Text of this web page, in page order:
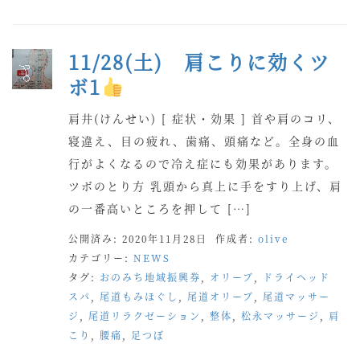
11/28(土) 肩こりに効くツ
ボ1
肩井(けんせい) [ 症状・効果 ] 首や肩のコリ、
寝違え、目の疲れ、歯痛、頭痛など。全身の血
行がよくなるので冷え症にも効果があります。
ツボのとり方 乳頭から真上に手をすり上げ、肩
の一番高いところを押して […]
公開済み: 2020年11月28日 作成者: olive
カテゴリー: NEWS
タグ: おのみち地域振興券 オリーブ
ドライヘッド
スパ
尾道もみほぐし 尾道オリーブ
尾道マッサー
ジ
尾道リラクゼーション 整体 松永マッサージ
肩
こり
腰痛 足つぼ